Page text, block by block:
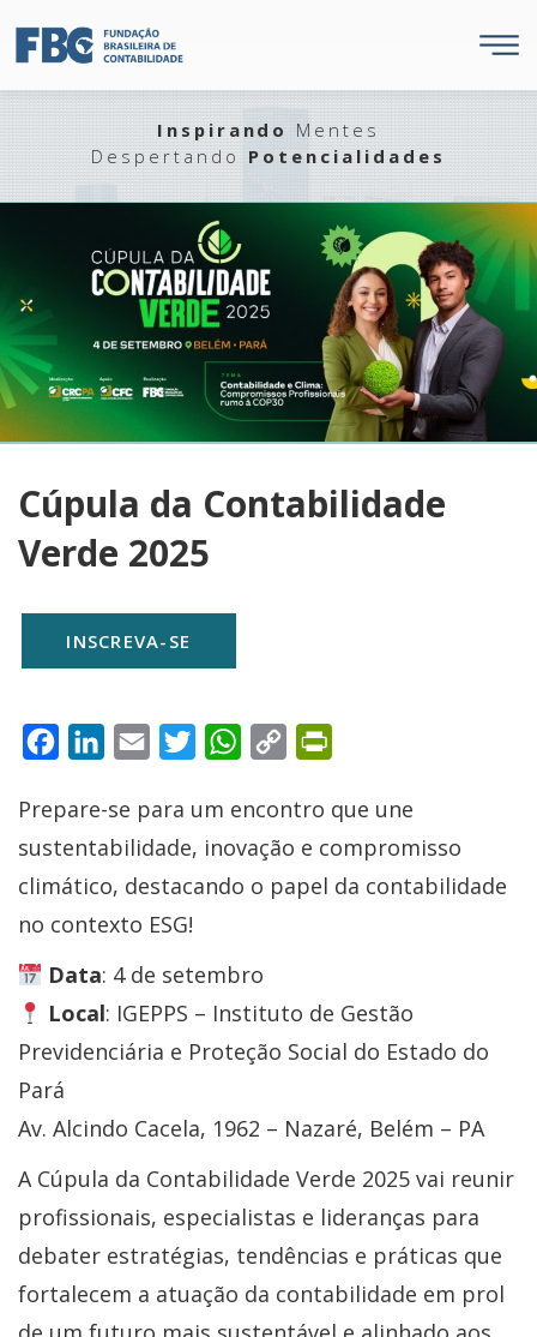
Inspirando Mentes
Despertando Potencialidades
Cúpula da Contabilidade
Verde 2025
INSCREVA-SE
FacebookLinkedInEmail TwitterWhatsApp
Copy
Prepare-se para um encontro que une
sustentabilidade, inovação e compromisso
climático, destacando o papel da contabilidade
no contexto ESG!
Data: 4 de setembro
Local: IGEPPS – Instituto de Gestão
Previdenciária e Proteção Social do Estado do
Pará
Av. Alcindo Cacela, 1962 – Nazaré, Belém – PA
A Cúpula da Contabilidade Verde 2025 vai reunir
profissionais, especialistas e lideranças para
debater estratégias, tendências e práticas que
fortalecem a atuação da contabilidade em prol